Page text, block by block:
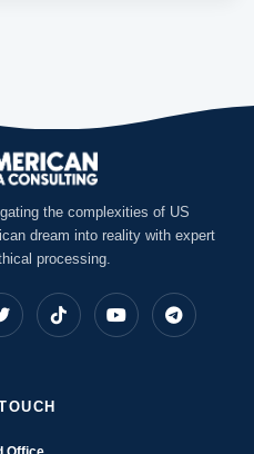
the complexities of US
dream into reality with expert
processing.